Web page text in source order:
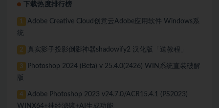
下载热度排行榜
1
Adobe Creative Cloud创意云Adobe应用软件 Windows系
统
2 真实影子投影倒影神器shadowify2 汉化版「送教程」
3
Photoshop 2024 (Beta) v 25.4.0(2426) WIN系统直装破解
版
4
Adobe Photoshop 2023 v24.7.0/ACR15.4.1 (PS2023)
WINX64+神经滤镜+AI生成功能